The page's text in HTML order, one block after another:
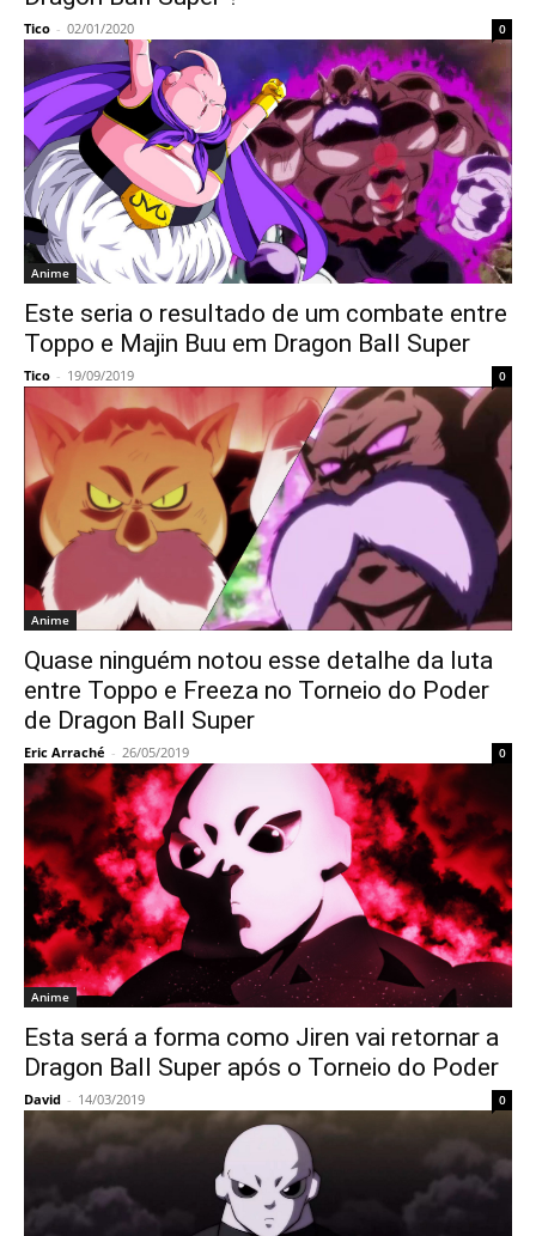
Tico - 02/01/2020 0
Anime
Este seria o resultado de um combate entre
Toppo e Majin Buu em Dragon Ball Super
Tico - 19/09/2019 0
Anime
Quase ninguém notou esse detalhe da luta
entre Toppo e Freeza no Torneio do Poder
de Dragon Ball Super
Eric Arraché - 26/05/2019 0
Anime
Esta será a forma como Jiren vai retornar a
Dragon Ball Super após o Torneio do Poder
David - 14/03/2019 0